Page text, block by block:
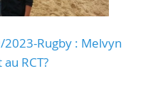
Rugby : Melvyn
RCT?